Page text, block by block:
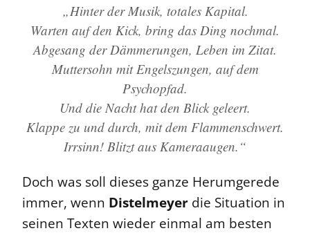
„Hinter der Musik, totales Kapital.
Warten auf den Kick, bring das Ding nochmal.
Abgesang der Dämmerungen, Leben im Zitat.
Muttersohn mit Engelszungen, auf dem
Psychopfad.
Und die Nacht hat den Blick geleert.
Klappe zu und durch, mit dem Flammenschwert.
Irrsinn! Blitzt aus Kameraaugen.“
Doch was soll dieses ganze Herumgerede
immer, wenn Distelmeyer die Situation in
seinen Texten wieder einmal am besten